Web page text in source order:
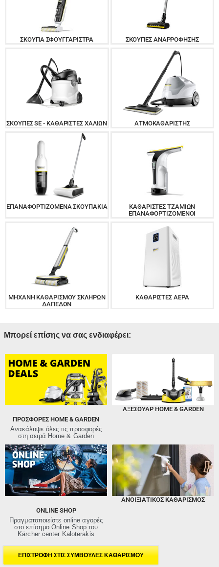
ΣΚΟΎΠΑ ΣΦΟΥΓΓΑΡΊΣΤΡΑ ΣΚΟΎΠΕΣ ΑΝΑΡΡΌΦΗΣΗΣ
ΣΚΟΎΠΕΣ SE - ΚΑΘΑΡΙΣΤΈΣ ΧΑΛΙΏΝ ΑΤΜΟΚΑΘΑΡΙΣΤΉΣ
ΕΠΑΝΑΦΟΡΤΙΖΌΜΕΝΑ ΣΚΟΥΠΆΚΙΑ
ΚΑΘΑΡΙΣΤΈΣ ΤΖΑΜΙΏΝ
ΕΠΑΝΑΦΟΡΤΙΖΌΜΕΝΟΙ
ΜΗΧΑΝΉ ΚΑΘΑΡΙΣΜΟΎ ΣΚΛΗΡΏΝ
ΔΑΠΈΔΩΝ
ΚΑΘΑΡΙΣΤΈΣ ΑΈΡΑ
Μπορεί επίσης να σας ενδιαφέρει:
ΠΡΟΣΦΟΡΈΣ HOME & GARDEN
Ανακάλυψε όλες τις προσφορές
στη σειρά Home & Garden
ΑΞΕΣΟΥΑΡ HOME & GARDEN
ONLINE SHOP
Πραγματοποιείστε online αγορές
στο επίσημο Online Shop του
Kärcher center Kaloterakis
ΑΝΟΙΞΙΆΤΙΚΟΣ ΚΑΘΑΡΙΣΜΌΣ
ΕΠΙΣΤΡΟΦΗ ΣΤΙΣ ΣΥΜΒΟΥΛΕΣ ΚΑΘΑΡΙΣΜΟΥ